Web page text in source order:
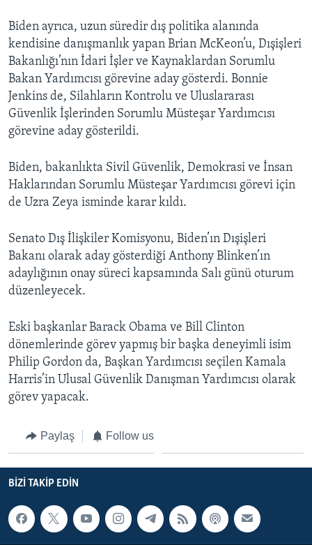
Biden ayrıca, uzun süredir dış politika alanında
kendisine danışmanlık yapan Brian McKeon’u, Dışişleri
Bakanlığı’nın İdari İşler ve Kaynaklardan Sorumlu
Bakan Yardımcısı görevine aday gösterdi. Bonnie
Jenkins de, Silahların Kontrolu ve Uluslararası
Güvenlik İşlerinden Sorumlu Müsteşar Yardımcısı
görevine aday gösterildi.
Biden, bakanlıkta Sivil Güvenlik, Demokrasi ve İnsan
Haklarından Sorumlu Müsteşar Yardımcısı görevi için
de Uzra Zeya isminde karar kıldı.
Senato Dış İlişkiler Komisyonu, Biden’ın Dışişleri
Bakanı olarak aday gösterdiği Anthony Blinken’ın
adaylığının onay süreci kapsamında Salı günü oturum
düzenleyecek.
Eski başkanlar Barack Obama ve Bill Clinton
dönemlerinde görev yapmış bir başka deneyimli isim
Philip Gordon da, Başkan Yardımcısı seçilen Kamala
Harris’in Ulusal Güvenlik Danışman Yardımcısı olarak
görev yapacak.
Paylaş Follow us
BIZI TAKIP EDIN